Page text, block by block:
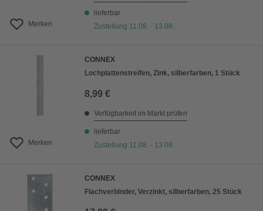
Merken
lieferbar
Zustellung 11.08. - 13.08.
Merken
CONNEX
Lochplattenstreifen, Zink, silberfarben, 1 Stück
8,99 €
Verfügbarkeit im Markt prüfen
lieferbar
Zustellung 11.08. - 13.08.
CONNEX
Flachverbinder, Verzinkt, silberfarben, 25 Stück